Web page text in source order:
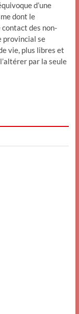
d’une
dont le
des non-
provincial se
vie, plus libres et
par la seule